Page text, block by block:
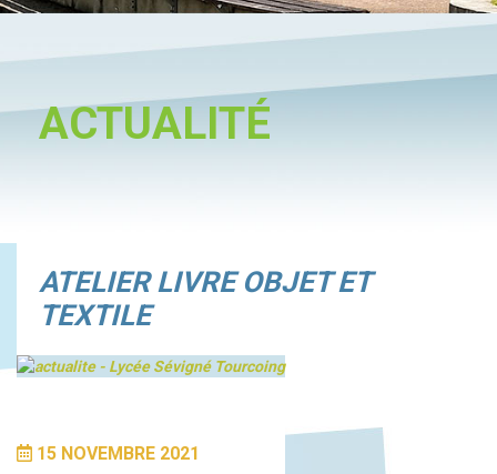
ACTUALITÉ
ATELIER LIVRE OBJET ET
TEXTILE
15 NOVEMBRE 2021